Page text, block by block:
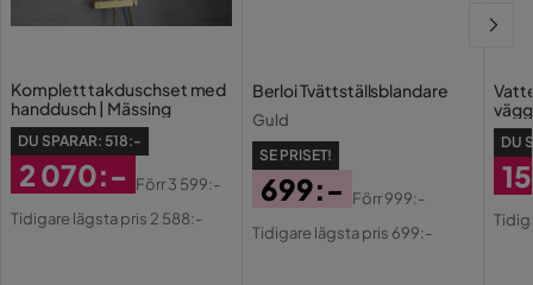
Form
Ljuskälla ingår Ja
Mixer
Komplett takduschset med
handdusch | Mässing
DU SPARAR: 518:-
Rabatterat
2 070:-
Original
Förr3 599:-
Tidigare lägsta pris 2 588:-
Berloi Tvättställsblandare
Guld
SE PRISET!
Pris
699:-
Original
Förr999:-
Tidigare lägsta pris 699:-
DU